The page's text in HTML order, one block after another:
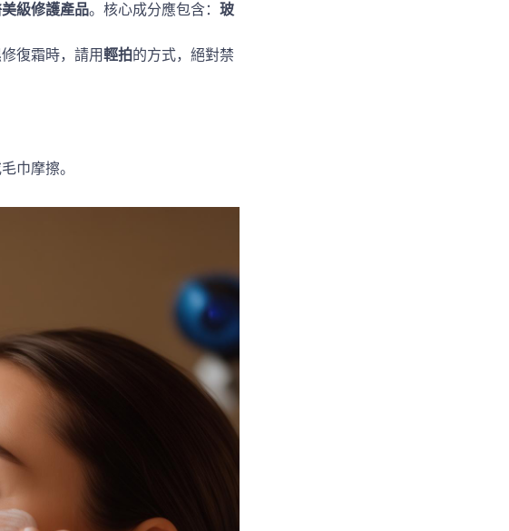
級修護產品。核心成分應包含： 玻
復霜時，請用輕拍的方式，絕對禁
巾摩擦。